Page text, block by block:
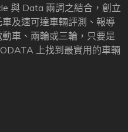
與 Data 兩詞之結合，創立
及速可達車輛評測、報導
車、兩輪或三輪，只要是
上找到最實用的車輛